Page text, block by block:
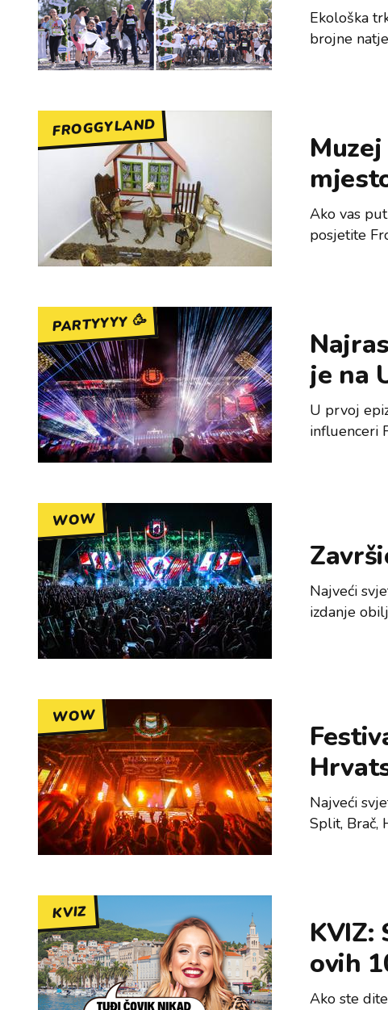
Ekološka
brojne
FROGGYLAND
Ako vas
posjetite
PARTYYYY 🥳
je na
U prvoj
influenceri
WOW
Najveći
izdanje
WOW
Najveći
Split, Brač,
KVIZ
KVIZ:
ovih
Ako ste